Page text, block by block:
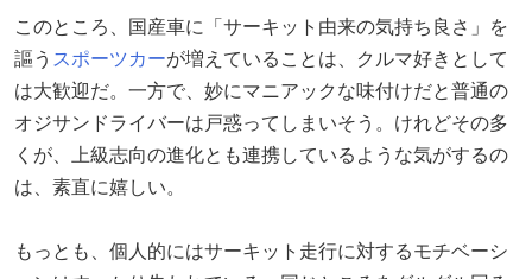
このところ、国産車に「サーキット由来の気持ち良さ」を
謳う スポーツカーが増えていることは、クルマ好きとして
は大歓迎だ。一方で、妙にマニアックな味付けだと普通の
オジサンドライバーは戸惑ってしまいそう。けれどその多
くが、上級志向の進化とも連携しているような気がするの
は、素直に嬉しい。
もっとも、個人的にはサーキット走行に対するモチベーシ